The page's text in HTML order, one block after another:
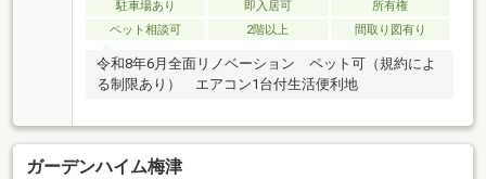
駐車場あり 即入居可
所有権
ペット相談可
2階以上 間取り図有り
令和8年6月全面リノベーション ペット可（規約によ
る制限あり） エアコン1台付生活便利地
ガーデンハイム梅津